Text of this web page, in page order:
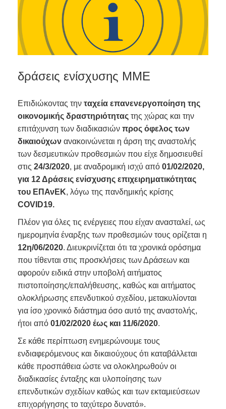
δράσεις ενίσχυσης ΜΜΕ
Επιδιώκοντας την ταχεία επανενεργοποίηση της
οικονομικής δραστηριότητας της χώρας και την
επιτάχυνση των διαδικασιών προς όφελος των
δικαιούχων ανακοινώνεται η άρση της αναστολής
των δεσμευτικών προθεσμιών που είχε δημοσιευθεί
στις 24/3/2020, με αναδρομική ισχύ από 01/02/2020,
για 12 Δράσεις ενίσχυσης επιχειρηματικότητας
του ΕΠΑνΕΚ, λόγω της πανδημικής κρίσης
COVID19.
Πλέον για όλες τις ενέργειες που είχαν ανασταλεί, ως
ημερομηνία έναρξης των προθεσμιών τους ορίζεται η
12η/06/2020. Διευκρινίζεται ότι τα χρονικά ορόσημα
που τίθενται στις προσκλήσεις των Δράσεων και
αφορούν ειδικά στην υποβολή αιτήματος
πιστοποίησης/επαλήθευσης, καθώς και αιτήματος
ολοκλήρωσης επενδυτικού σχεδίου, μετακυλίονται
για ίσο χρονικό διάστημα όσο αυτό της αναστολής,
ήτοι από 01/02/2020 έως και 11/6/2020.
Σε κάθε περίπτωση ενημερώνουμε τους
ενδιαφερόμενους και δικαιούχους ότι καταβάλλεται
κάθε προσπάθεια ώστε να ολοκληρωθούν οι
διαδικασίες ένταξης και υλοποίησης των
επενδυτικών σχεδίων καθώς και των εκταμιεύσεων
επιχορήγησης το ταχύτερο δυνατό».​